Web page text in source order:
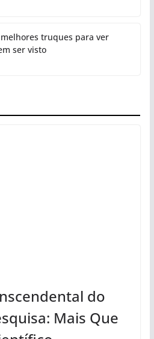
truques para ver
ser visto
do
Mais Que